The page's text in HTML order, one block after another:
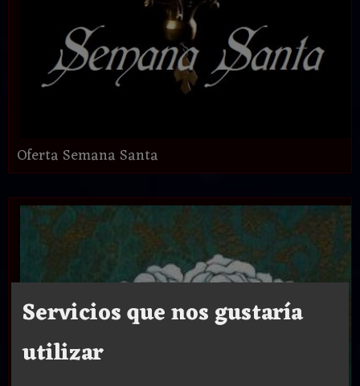
Oferta Semana Santa
Servicios que nos gustaría
utilizar